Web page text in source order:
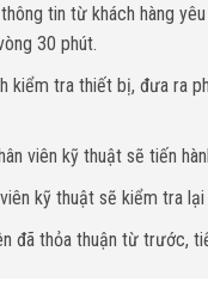
tin từ khách hàng
30 phút.
kiểm tra thiết bị, đưa ra
viên kỹ thuật sẽ tiến
kỹ thuật sẽ kiểm tra
đã thỏa thuận từ trước,